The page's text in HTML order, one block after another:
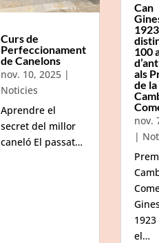
Curs de
Perfeccionament
de Canelons
nov. 10, 2025|
Noticies
Aprendre el
secret del millor
caneló El passat…
Can
100
als
de la
nov.
|
el…